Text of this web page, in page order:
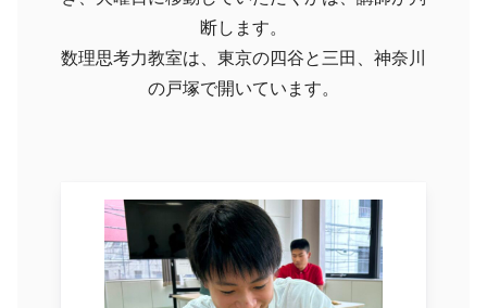
断します。
数理思考力教室は、東京の四谷と三田、神奈川
の戸塚で開いています。